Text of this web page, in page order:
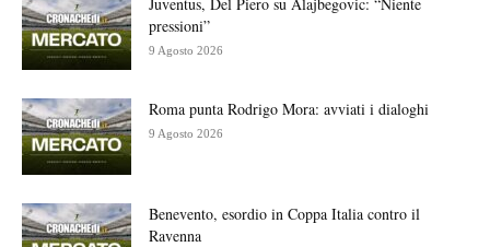
pressioni”
9 Agosto 2026
Roma punta Rodrigo Mora: avviati i dialoghi
9 Agosto 2026
Benevento, esordio in Coppa Italia contro il
Ravenna